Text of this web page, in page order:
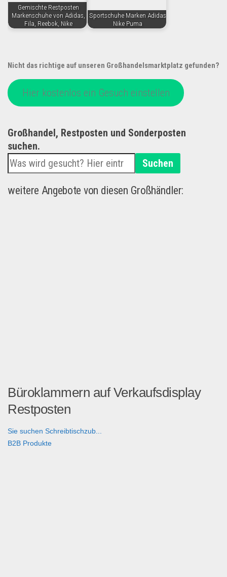
Gemischte Restposten
Markenschuhe von Adidas,
Fila, Reebok, Nike
Sportschuhe Marken Adidas
Nike Puma
Nicht das richtige auf unseren Großhandelsmarktplatz gefunden?
Hier kostenlos ein Gesuch einstellen
Großhandel, Restposten und Sonderposten
suchen.
Suchen
weitere Angebote von diesen Großhändler:
Büroklammern auf Verkaufsdisplay
Restposten
Sie suchen Schreibtischzub...
B2B Produkte